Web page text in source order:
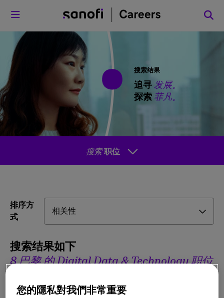
搜索结果
追寻 发展。
探索 菲凡。
搜索 职位
排序方
式
搜索结果如下
8 巴黎 的 Digital Data & Technology 职位
筛选结果
您的隱私對我們非常重要